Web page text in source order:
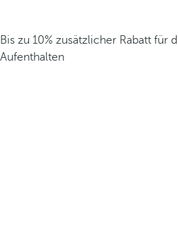
Bis zu 10% zusätzlicher Rabatt für
Aufenthalten